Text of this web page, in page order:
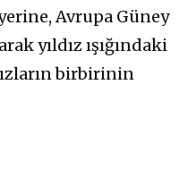
Avrupa Güney
yıldız ışığındaki
birbirinin